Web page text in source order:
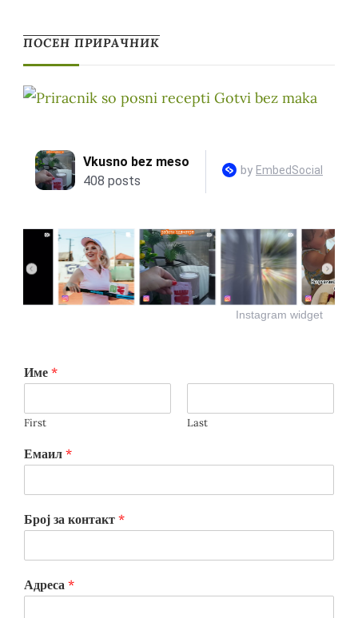
ПОСЕН ПРИРАЧНИК
Instagram widget
Име *
First Last
Емаил *
Број за контакт *
Адреса *